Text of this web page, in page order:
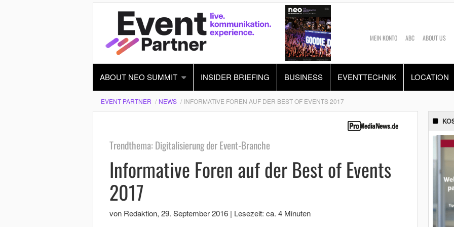
MEIN KONTO ABC ABOUT US
ABOUT NEO SUMMIT INSIDER BRIEFING BUSINESS EVENTTECHNIK LOCATION
EVENT PARTNER NEWS INFORMATIVE FOREN AUF DER BEST OF EVENTS 2017
Trendthema: Digitalisierung der Event-Branche
Informative Foren auf der Best of Events
2017
von Redaktion, 29. September 2016 | Lesezeit: ca. 4 Minuten